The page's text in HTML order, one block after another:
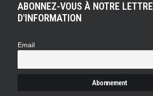
ABONNEZ-VOUS À NOTRE LETTRE
D'INFORMATION
Email